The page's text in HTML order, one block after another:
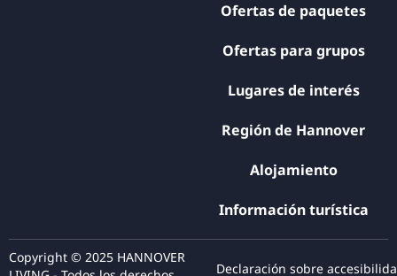
Ofertas de paquetes
Ofertas para grupos
Lugares de interés
Región de Hannover
Alojamiento
Información turística
Copyright © 2025 HANNOVER
Declaración sobre